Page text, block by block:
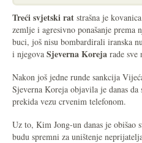
Treći svjetski rat strašna je
zemlje i agresivno ponašanje
buci, još nisu bombardirali iranska
i njegova Sjeverna Koreja rade sve
Nakon još jedne runde sankcija
Sjeverna Koreja objavila je danas
prekida vezu crvenim telefonom.
Uz to, Kim Jong-un danas je obišao
budu spremni za uništenje